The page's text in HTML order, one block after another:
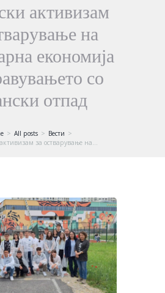
активизам
на
економија
со
отпад
All posts
Вести
за остварување на...